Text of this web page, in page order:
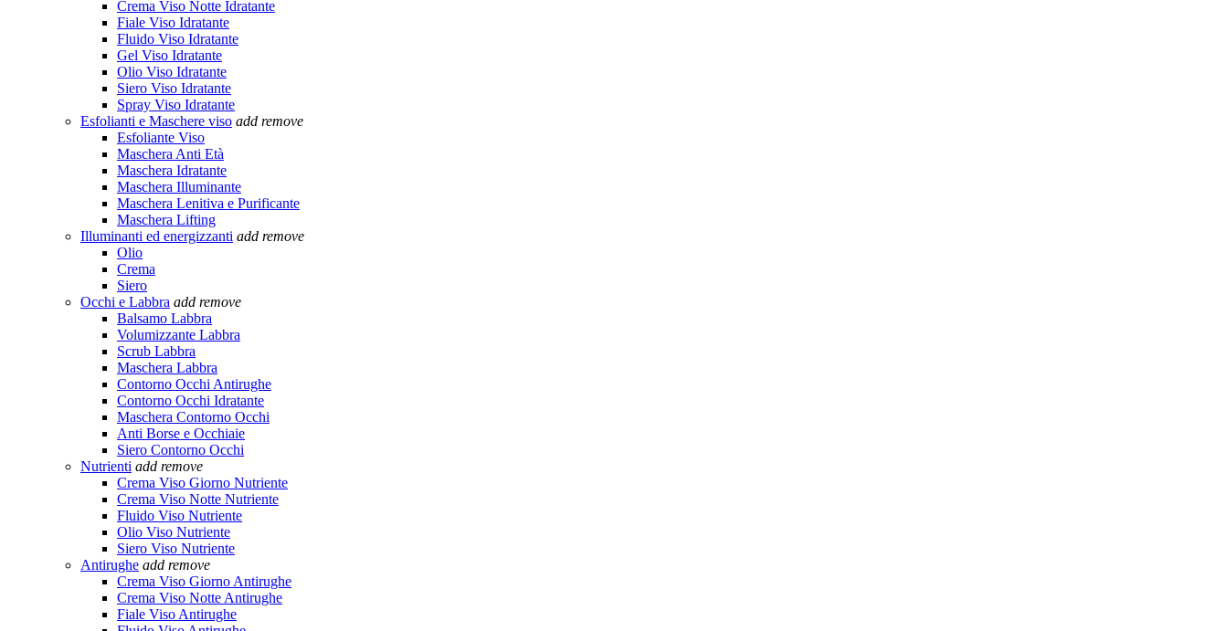
Crema Viso Notte Idratante
Fiale Viso Idratante
Fluido Viso Idratante
Gel Viso Idratante
Olio Viso Idratante
Siero Viso Idratante
Spray Viso Idratante
Esfolianti e Maschere viso add remove
Esfoliante Viso
Maschera Anti Età
Maschera Idratante
Maschera Illuminante
Maschera Lenitiva e Purificante
Maschera Lifting
Illuminanti ed energizzanti add remove
Olio
Crema
Siero
Occhi e Labbra add remove
Balsamo Labbra
Volumizzante Labbra
Scrub Labbra
Maschera Labbra
Contorno Occhi Antirughe
Contorno Occhi Idratante
Maschera Contorno Occhi
Anti Borse e Occhiaie
Siero Contorno Occhi
Nutrienti add remove
Crema Viso Giorno Nutriente
Crema Viso Notte Nutriente
Fluido Viso Nutriente
Olio Viso Nutriente
Siero Viso Nutriente
Antirughe add remove
Crema Viso Giorno Antirughe
Crema Viso Notte Antirughe
Fiale Viso Antirughe